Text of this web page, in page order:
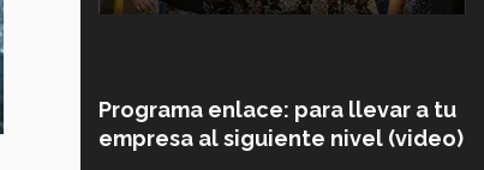
Programa enlace: para llevar a tu
empresa al siguiente nivel (video)